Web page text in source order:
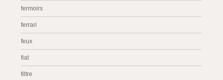
fermoirs
ferrari
feux
fiat
filtre